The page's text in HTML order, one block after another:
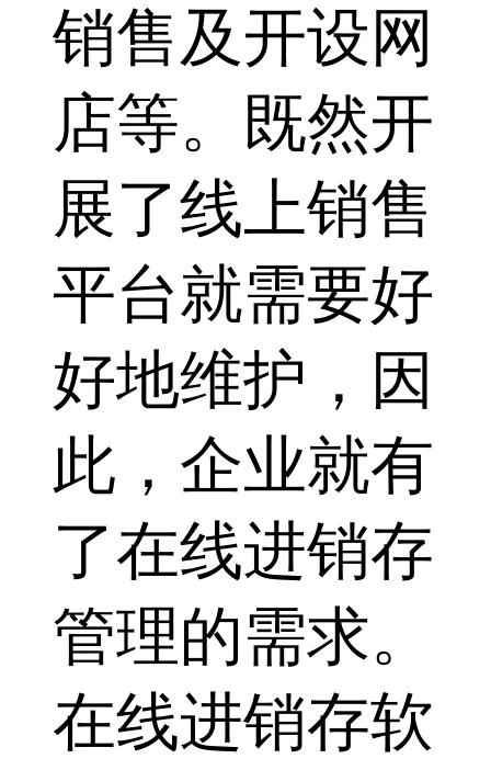
销售及开设网
店等。既然开
展了线上销售
平台就需要好
好地维护，因
此，企业就有
了在线进销存
管理的需求。
在线进销存软